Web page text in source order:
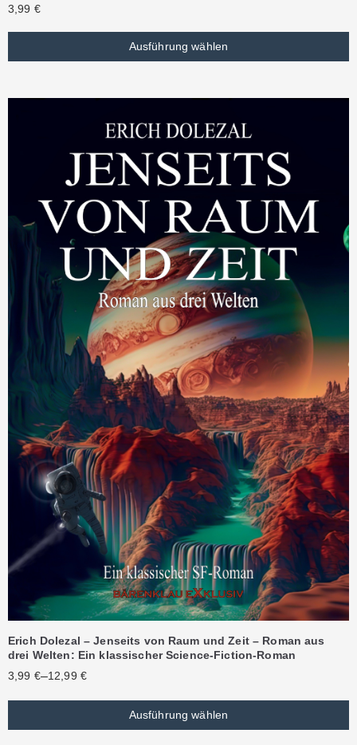
3,99 €
Ausführung wählen
Erich Dolezal – Jenseits von Raum und Zeit – Roman aus
drei Welten: Ein klassischer Science-Fiction-Roman
3,99 €–12,99 €
Ausführung wählen